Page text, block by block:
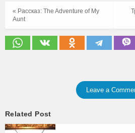
« Рассказ: The Adventure of My
Aunt
Leave a
Related Post